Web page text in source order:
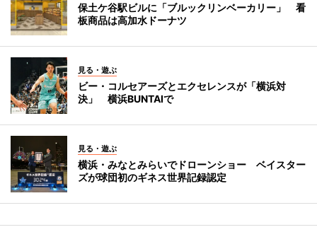
保土ケ谷駅ビルに「ブルックリンベーカリー」 看
板商品は高加水ドーナツ
見る・遊ぶ
ビー・コルセアーズとエクセレンスが「横浜対
決」 横浜BUNTAIで
見る・遊ぶ
横浜・みなとみらいでドローンショー ベイスター
ズが球団初のギネス世界記録認定